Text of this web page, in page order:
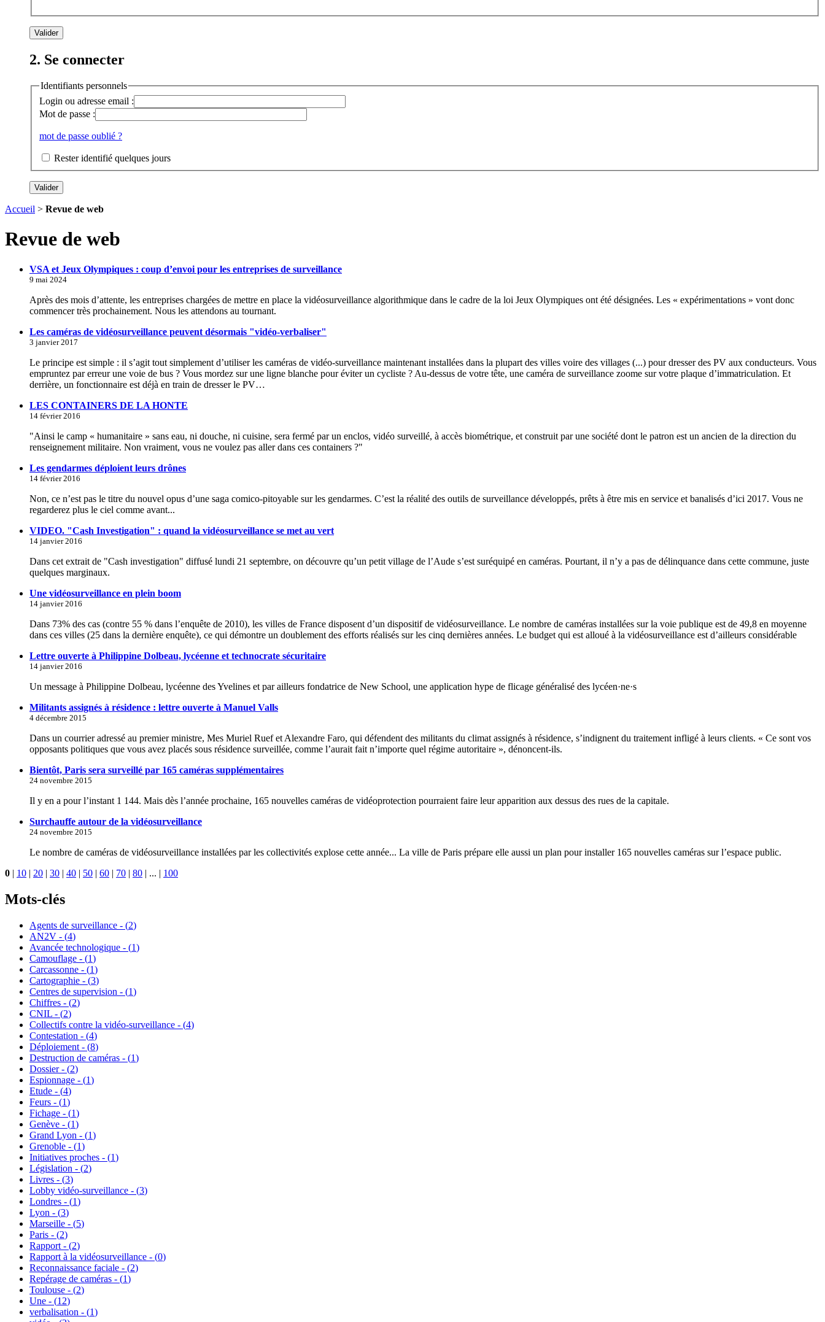
2. Se connecter
Identifiants personnels
Login ou adresse email :
Mot de passe :
mot de passe oublié ?
Rester identifié quelques jours
Accueil > Revue de web
Revue de web
VSA et Jeux Olympiques : coup d’envoi pour les entreprises de surveillance
9 mai 2024
Après des mois d’attente, les entreprises chargées de mettre en place la vidéosurveillance algorithmique dans le cadre de la loi Jeux Olympiques ont été désignées. Les « expérimentations » vont donc
commencer très prochainement. Nous les attendons au tournant.
Les caméras de vidéosurveillance peuvent désormais "vidéo-verbaliser"
3 janvier 2017
Le principe est simple : il s’agit tout simplement d’utiliser les caméras de vidéo-surveillance maintenant installées dans la plupart des villes voire des villages (...) pour dresser des PV aux conducteurs. Vous
empruntez par erreur une voie de bus ? Vous mordez sur une ligne blanche pour éviter un cycliste ? Au-dessus de votre tête, une caméra de surveillance zoome sur votre plaque d’immatriculation. Et
derrière, un fonctionnaire est déjà en train de dresser le PV…
LES CONTAINERS DE LA HONTE
14 février 2016
"Ainsi le camp « humanitaire » sans eau, ni douche, ni cuisine, sera fermé par un enclos, vidéo surveillé, à accès biométrique, et construit par une société dont le patron est un ancien de la direction du
renseignement militaire. Non vraiment, vous ne voulez pas aller dans ces containers ?"
Les gendarmes déploient leurs drônes
14 février 2016
Non, ce n’est pas le titre du nouvel opus d’une saga comico-pitoyable sur les gendarmes. C’est la réalité des outils de surveillance développés, prêts à être mis en service et banalisés d’ici 2017. Vous ne
regarderez plus le ciel comme avant...
VIDEO. "Cash Investigation" : quand la vidéosurveillance se met au vert
14 janvier 2016
Dans cet extrait de "Cash investigation" diffusé lundi 21 septembre, on découvre qu’un petit village de l’Aude s’est suréquipé en caméras. Pourtant, il n’y a pas de délinquance dans cette commune, juste
quelques marginaux.
Une vidéosurveillance en plein boom
14 janvier 2016
Dans 73% des cas (contre 55 % dans l’enquête de 2010), les villes de France disposent d’un dispositif de vidéosurveillance. Le nombre de caméras installées sur la voie publique est de 49,8 en moyenne
dans ces villes (25 dans la dernière enquête), ce qui démontre un doublement des efforts réalisés sur les cinq dernières années. Le budget qui est alloué à la vidéosurveillance est d’ailleurs considérable
Lettre ouverte à Philippine Dolbeau, lycéenne et technocrate sécuritaire
14 janvier 2016
Un message à Philippine Dolbeau, lycéenne des Yvelines et par ailleurs fondatrice de New School, une application hype de flicage généralisé des lycéen·ne·s
Militants assignés à résidence : lettre ouverte à Manuel Valls
4 décembre 2015
Dans un courrier adressé au premier ministre, Mes Muriel Ruef et Alexandre Faro, qui défendent des militants du climat assignés à résidence, s’indignent du traitement infligé à leurs clients. « Ce sont vos
opposants politiques que vous avez placés sous résidence surveillée, comme l’aurait fait n’importe quel régime autoritaire », dénoncent-ils.
Bientôt, Paris sera surveillé par 165 caméras supplémentaires
24 novembre 2015
Il y en a pour l’instant 1 144. Mais dès l’année prochaine, 165 nouvelles caméras de vidéoprotection pourraient faire leur apparition aux dessus des rues de la capitale.
Surchauffe autour de la vidéosurveillance
24 novembre 2015
Le nombre de caméras de vidéosurveillance installées par les collectivités explose cette année... La ville de Paris prépare elle aussi un plan pour installer 165 nouvelles caméras sur l’espace public.
0 | 10 | 20 | 30 | 40 | 50 | 60 | 70 | 80 | ... | 100
Mots-clés
Agents de surveillance - (2)
AN2V - (4)
Avancée technologique - (1)
Camouflage - (1)
Carcassonne - (1)
Cartographie - (3)
Centres de supervision - (1)
Chiffres - (2)
CNIL - (2)
Collectifs contre la vidéo-surveillance - (4)
Contestation - (4)
Déploiement - (8)
Destruction de caméras - (1)
Dossier - (2)
Espionnage - (1)
Etude - (4)
Feurs - (1)
Fichage - (1)
Genève - (1)
Grand Lyon - (1)
Grenoble - (1)
Initiatives proches - (1)
Législation - (2)
Livres - (3)
Lobby vidéo-surveillance - (3)
Londres - (1)
Lyon - (3)
Marseille - (5)
Paris - (2)
Rapport - (2)
Rapport à la vidéosurveillance - (0)
Reconnaissance faciale - (2)
Repérage de caméras - (1)
Toulouse - (2)
Une - (12)
verbalisation - (1)